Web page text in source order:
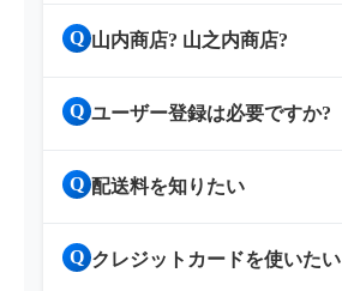
Q 山内商店? 山之内商店?
Q ユーザー登録は必要ですか?
Q 配送料を知りたい
Q クレジットカードを使いたい